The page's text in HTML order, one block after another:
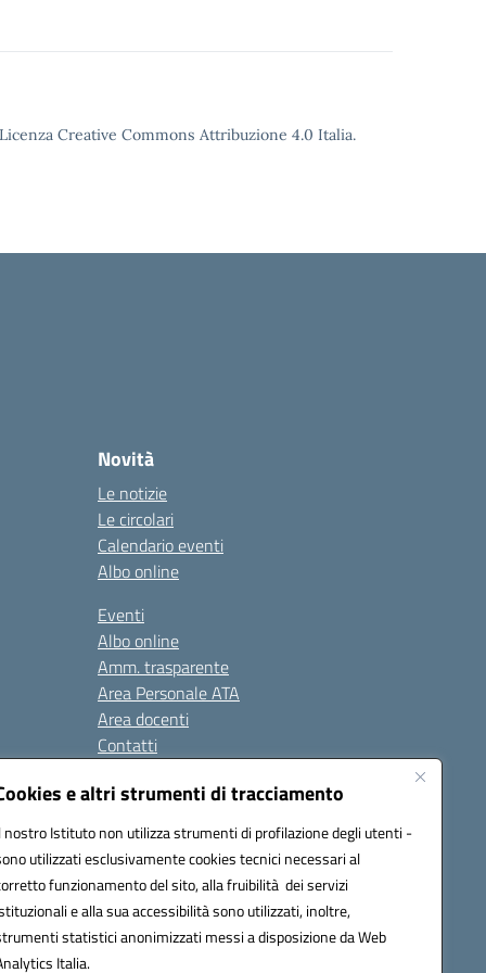
e altri strumenti di tracciamento
nostro Istituto non utilizza strumenti di profilazione degli utenti -
utilizzati esclusivamente cookies tecnici necessari al
funzionamento del sito, alla fruibilità dei servizi
e alla sua accessibilità sono utilizzati, inoltre,
statistici anonimizzati messi a disposizione da Web
Italia.
Creative Commons Attribuzione 4.0 Italia.
Novità
Le notizie
Le circolari
Calendario eventi
Albo online
Eventi
Albo online
Amm. trasparente
Area Personale ATA
Area docenti
Contatti